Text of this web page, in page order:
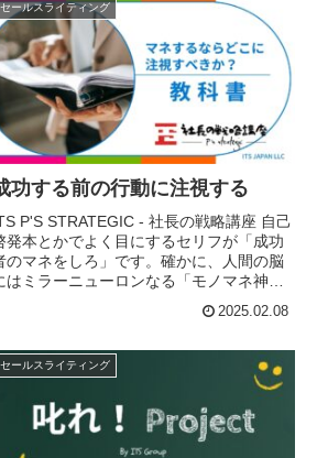
セールスライティング
功する前の行動に注視する
P'S STRATEGIC - 社長の戦略講座 自己
発本とかでよく目にするセリフが「成功
のマネをしろ」です。確かに、人間の脳
はミラーニューロンなる「モノマネ神
成功する確率は飛躍的に上がるの...2025.02.08
セールスライティング